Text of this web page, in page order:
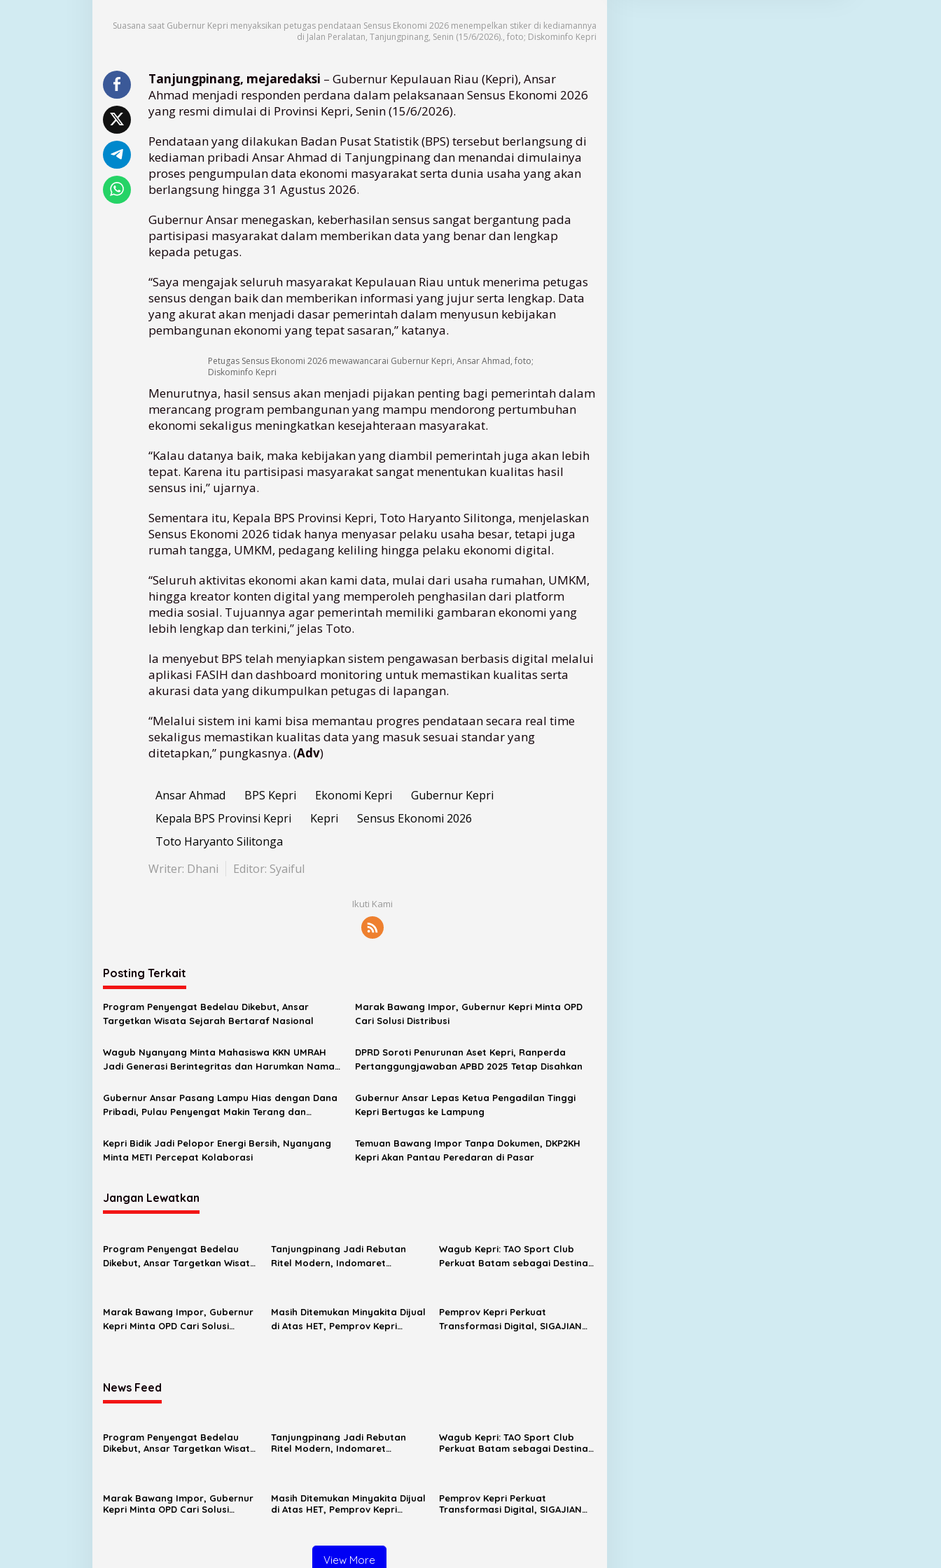
a
d
R
s
p
o
d
n
P
d
a
a
S
n
s
u
s
E
o
n
o
m
2
0
2
d
i
K
e
p
i
,
A
k
W
a
a
B
e
r
k
u
r
Suasana saat Gubernur Kepri menyaksikan petugas pendataan Sensus Ekonomi 2026 menempelkan stiker di kediamannya
di Jalan Peralatan, Tanjungpinang, Senin (15/6/2026)., foto; Diskominfo Kepri
Tanjungpinang, mejaredaksi – Gubernur Kepulauan Riau (Kepri), Ansar
Ahmad menjadi responden perdana dalam pelaksanaan Sensus Ekonomi 2026
yang resmi dimulai di Provinsi Kepri, Senin (15/6/2026).
Pendataan yang dilakukan Badan Pusat Statistik (BPS) tersebut berlangsung di
kediaman pribadi Ansar Ahmad di Tanjungpinang dan menandai dimulainya
proses pengumpulan data ekonomi masyarakat serta dunia usaha yang akan
berlangsung hingga 31 Agustus 2026.
Gubernur Ansar menegaskan, keberhasilan sensus sangat bergantung pada
partisipasi masyarakat dalam memberikan data yang benar dan lengkap
kepada petugas.
“Saya mengajak seluruh masyarakat Kepulauan Riau untuk menerima petugas
sensus dengan baik dan memberikan informasi yang jujur serta lengkap. Data
yang akurat akan menjadi dasar pemerintah dalam menyusun kebijakan
pembangunan ekonomi yang tepat sasaran,” katanya.
Petugas Sensus Ekonomi 2026 mewawancarai Gubernur Kepri, Ansar Ahmad, foto;
Diskominfo Kepri
Menurutnya, hasil sensus akan menjadi pijakan penting bagi pemerintah dalam
merancang program pembangunan yang mampu mendorong pertumbuhan
ekonomi sekaligus meningkatkan kesejahteraan masyarakat.
“Kalau datanya baik, maka kebijakan yang diambil pemerintah juga akan lebih
tepat. Karena itu partisipasi masyarakat sangat menentukan kualitas hasil
sensus ini,” ujarnya.
Sementara itu, Kepala BPS Provinsi Kepri, Toto Haryanto Silitonga, menjelaskan
Sensus Ekonomi 2026 tidak hanya menyasar pelaku usaha besar, tetapi juga
rumah tangga, UMKM, pedagang keliling hingga pelaku ekonomi digital.
“Seluruh aktivitas ekonomi akan kami data, mulai dari usaha rumahan, UMKM,
hingga kreator konten digital yang memperoleh penghasilan dari platform
media sosial. Tujuannya agar pemerintah memiliki gambaran ekonomi yang
lebih lengkap dan terkini,” jelas Toto.
Ia menyebut BPS telah menyiapkan sistem pengawasan berbasis digital melalui
aplikasi FASIH dan dashboard monitoring untuk memastikan kualitas serta
akurasi data yang dikumpulkan petugas di lapangan.
“Melalui sistem ini kami bisa memantau progres pendataan secara real time
sekaligus memastikan kualitas data yang masuk sesuai standar yang
ditetapkan,” pungkasnya. (Adv)
Ansar Ahmad BPS Kepri Ekonomi Kepri
Gubernur Kepri
Kepala BPS Provinsi Kepri
Kepri
Sensus Ekonomi 2026
Toto Haryanto Silitonga
Writer: Dhani
Editor: Syaiful
Ikuti Kami
Posting Terkait
Program Penyengat Bedelau Dikebut, Ansar
Targetkan Wisata Sejarah Bertaraf Nasional
Marak Bawang Impor, Gubernur Kepri Minta OPD
Cari Solusi Distribusi
Wagub Nyanyang Minta Mahasiswa KKN UMRAH
Jadi Generasi Berintegritas dan Harumkan Nama
DPRD Soroti Penurunan Aset Kepri, Ranperda
Pertanggungjawaban APBD 2025 Tetap Disahkan
Gubernur Ansar Pasang Lampu Hias dengan Dana
Pribadi, Pulau Penyengat Makin Terang dan
Gubernur Ansar Lepas Ketua Pengadilan Tinggi
Kepri Bertugas ke Lampung
Kepri Bidik Jadi Pelopor Energi Bersih, Nyanyang
Minta METI Percepat Kolaborasi
Temuan Bawang Impor Tanpa Dokumen, DKP2KH
Kepri Akan Pantau Peredaran di Pasar
Jangan Lewatkan
Program Penyengat Bedelau
Dikebut, Ansar Targetkan Wisata
Tanjungpinang Jadi Rebutan
Ritel Modern, Indomaret
Wagub Kepri: TAO Sport Club
Perkuat Batam sebagai Destinasi
Marak Bawang Impor, Gubernur
Kepri Minta OPD Cari Solusi
Masih Ditemukan Minyakita Dijual
di Atas HET, Pemprov Kepri
Pemprov Kepri Perkuat
Transformasi Digital, SIGAJIAN
News Feed
Program Penyengat Bedelau
Dikebut, Ansar Targetkan Wisata
Tanjungpinang Jadi Rebutan
Ritel Modern, Indomaret
Wagub Kepri: TAO Sport Club
Perkuat Batam sebagai Destinasi
Marak Bawang Impor, Gubernur
Kepri Minta OPD Cari Solusi
Masih Ditemukan Minyakita Dijual
di Atas HET, Pemprov Kepri
Pemprov Kepri Perkuat
Transformasi Digital, SIGAJIAN
View More